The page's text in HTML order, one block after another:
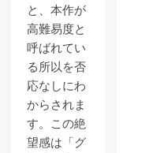
と、本作が
高難易度と
呼ばれてい
る所以を否
応なしにわ
からされま
す。この絶
望感は「グ